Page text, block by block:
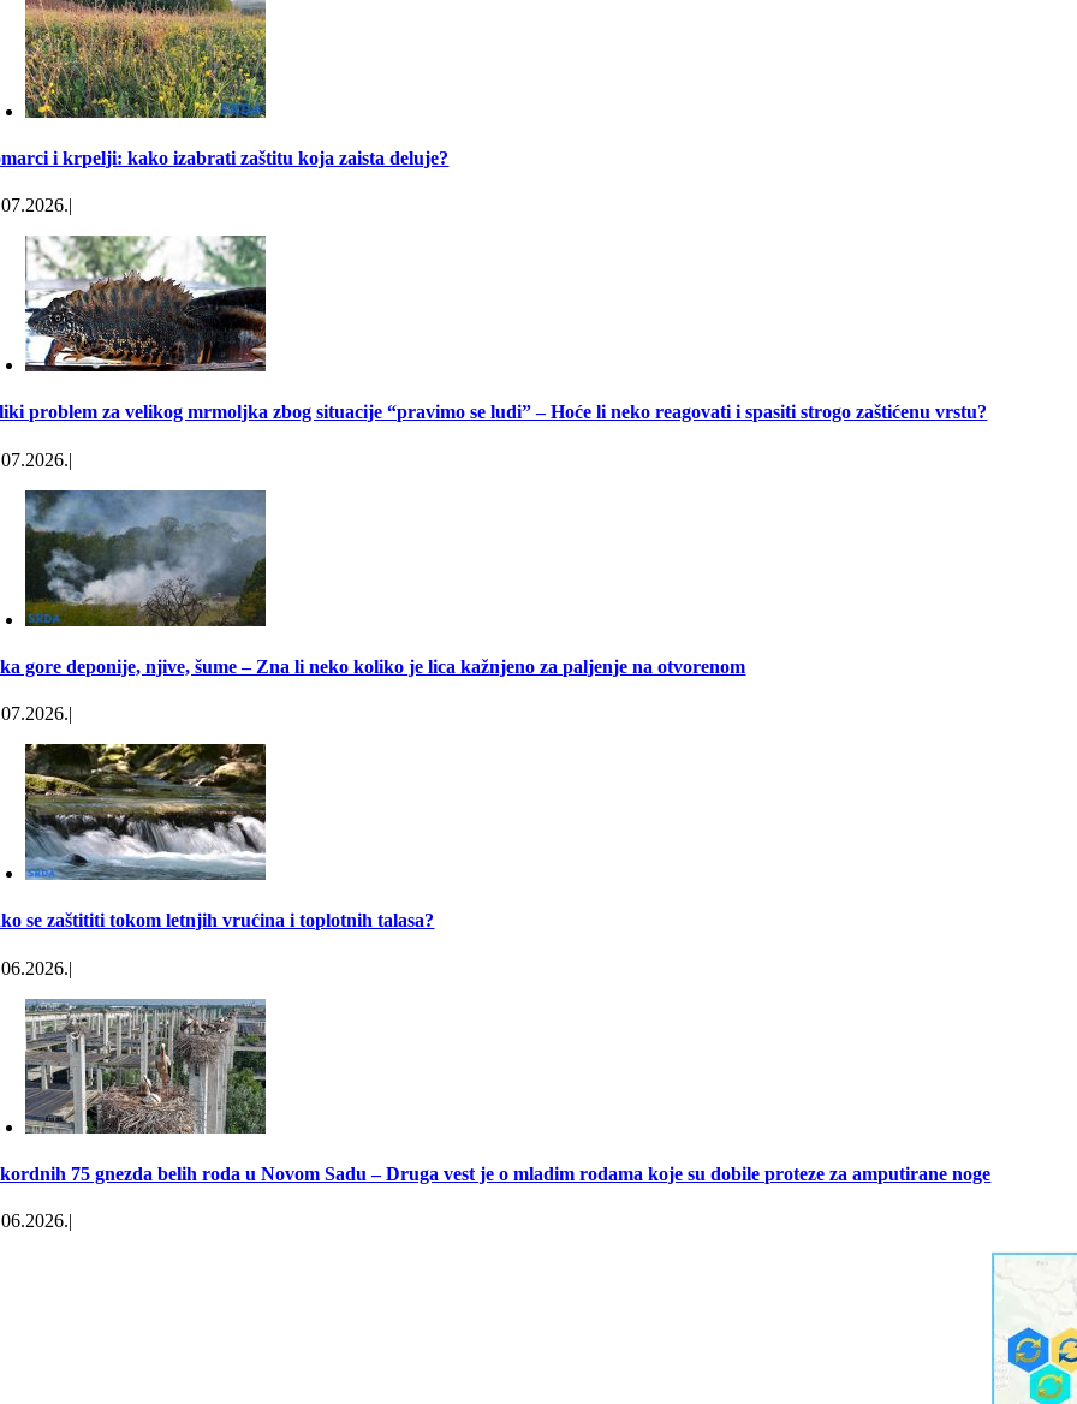
i krpelji: kako izabrati zaštitu koja zaista deluje?
|
problem za velikog mrmoljka zbog situacije “pravimo se ludi” – Hoće li neko reagovati i spasiti strogo zaštićenu vrstu?
|
gore deponije, njive, šume – Zna li neko koliko je lica kažnjeno za paljenje na otvorenom
|
se zaštititi tokom letnjih vrućina i toplotnih talasa?
|
75 gnezda belih roda u Novom Sadu – Druga vest je o mladim rodama koje su dobile proteze za amputirane noge
|